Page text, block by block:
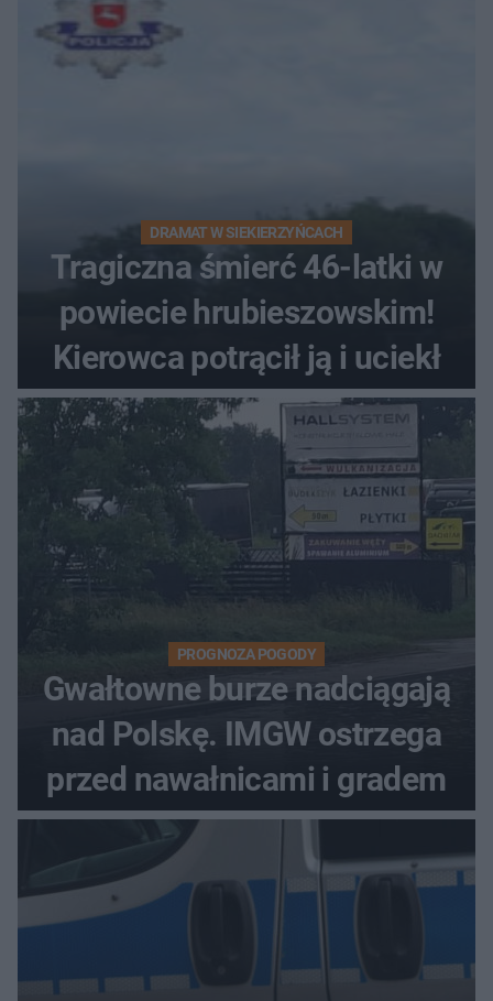
DRAMAT W SIEKIERZYŃCACH
Tragiczna śmierć 46-latki w
powiecie hrubieszowskim!
Kierowca potrącił ją i uciekł
PROGNOZA POGODY
Gwałtowne burze nadciągają
nad Polskę. IMGW ostrzega
przed nawałnicami i gradem